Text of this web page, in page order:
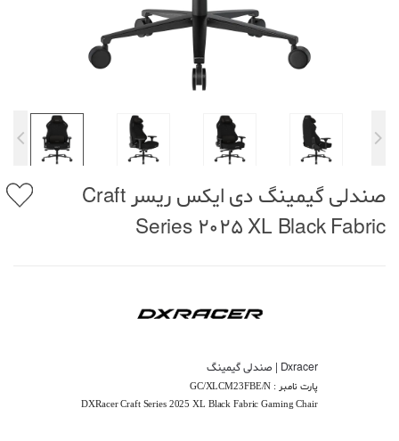
صندلی گیمینگ دی ایکس ریسر Craft
Series 2025 XL Black Fabric
Dxracer | صندلی گیمینگ
پارت نامبر : GC/XLCM23FBE/N
DXRacer Craft Series 2025 XL Black Fabric Gaming Chair